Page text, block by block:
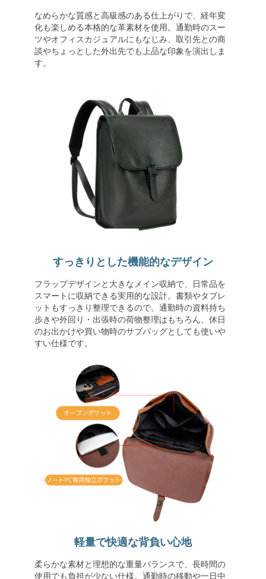
なめらかな質感と高級感のある仕上がりで、経年変
化も楽しめる本格的な革素材を使用。通勤時のスー
ツやオフィスカジュアルにもなじみ、取引先との商
談やちょっとした外出先でも上品な印象を演出しま
す。
すっきりとした機能的なデザイン
フラップデザインと大きなメイン収納で、日常品を
スマートに収納できる実用的な設計。書類やタブレ
ットもすっきり整理できるので、通勤時の資料持ち
歩きや外回り・出張時の荷物整理はもちろん、休日
のお出かけや買い物時のサブバッグとしても使いや
すい仕様です。
軽量で快適な背負い心地
柔らかな素材と理想的な重量バランスで、長時間の
使用でも負担が少ない仕様。通勤時の移動や一日中